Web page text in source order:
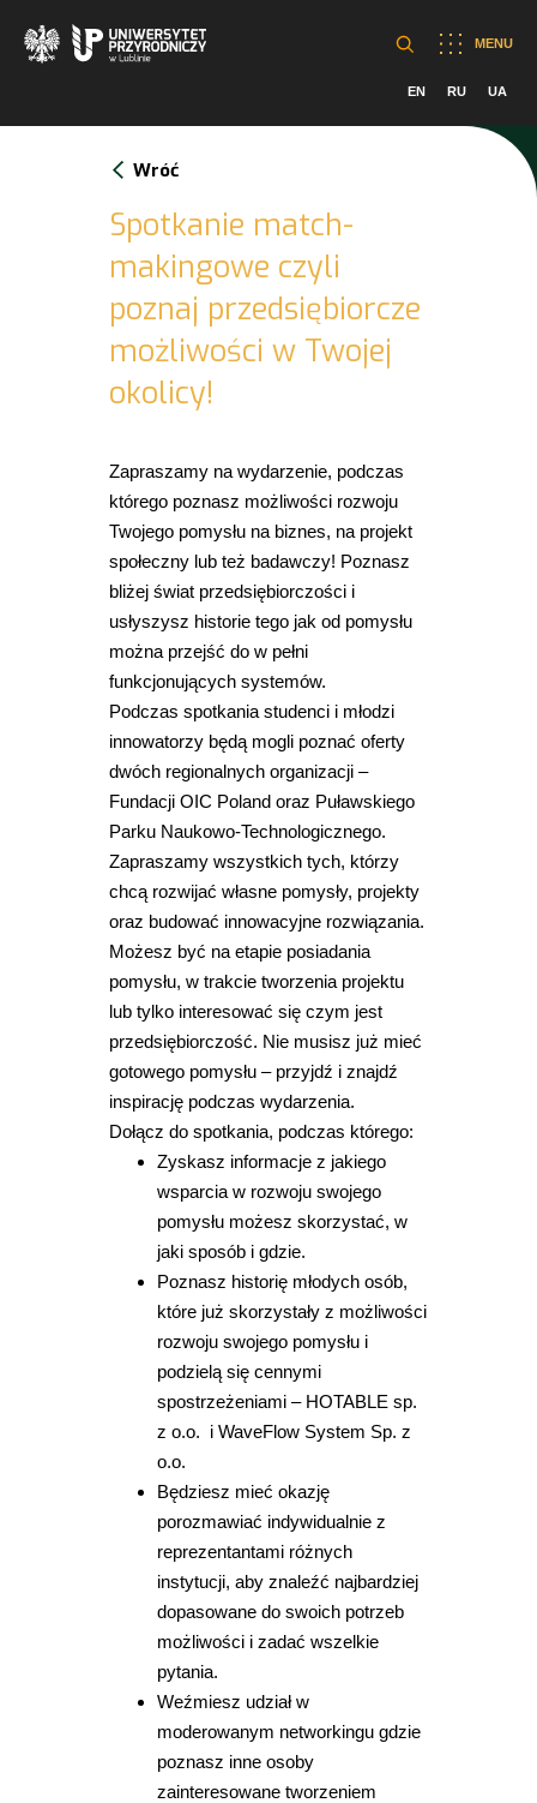
MENU
EN RU UA
Wróć
Spotkanie match-
makingowe czyli
poznaj przedsiębiorcze
możliwości w Twojej
okolicy!
Zapraszamy na wydarzenie, podczas
którego poznasz możliwości rozwoju
Twojego pomysłu na biznes, na projekt
społeczny lub też badawczy! Poznasz
bliżej świat przedsiębiorczości i
usłyszysz historie tego jak od pomysłu
można przejść do w pełni
funkcjonujących systemów.
Podczas spotkania studenci i młodzi
innowatorzy będą mogli poznać oferty
dwóch regionalnych organizacji –
Fundacji OIC Poland oraz Puławskiego
Parku Naukowo-Technologicznego.
Zapraszamy wszystkich tych, którzy
chcą rozwijać własne pomysły, projekty
oraz budować innowacyjne rozwiązania.
Możesz być na etapie posiadania
pomysłu, w trakcie tworzenia projektu
lub tylko interesować się czym jest
przedsiębiorczość. Nie musisz już mieć
gotowego pomysłu – przyjdź i znajdź
inspirację podczas wydarzenia.
Dołącz do spotkania, podczas którego:
Zyskasz informacje z jakiego
wsparcia w rozwoju swojego
pomysłu możesz skorzystać, w
jaki sposób i gdzie.
Poznasz historię młodych osób,
które już skorzystały z możliwości
rozwoju swojego pomysłu i
podzielą się cennymi
spostrzeżeniami – HOTABLE sp.
z o.o. i WaveFlow System Sp. z
o.o.
Będziesz mieć okazję
porozmawiać indywidualnie z
reprezentantami różnych
instytucji, aby znaleźć najbardziej
dopasowane do swoich potrzeb
możliwości i zadać wszelkie
pytania.
Weźmiesz udział w
moderowanym networkingu gdzie
poznasz inne osoby
zainteresowane tworzeniem